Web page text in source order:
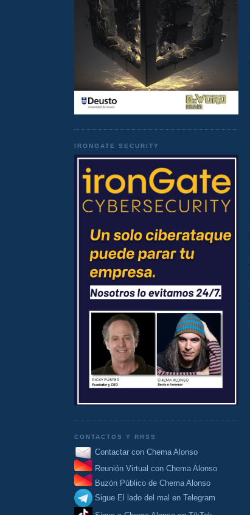
IRONGATE SECURITY
CONTACTOS Y RRSS
Contactar con Chema Alonso
Reunión Virtual con Chema Alonso
Buzón Público de Chema Alonso
Sigue El lado del mal en Telegram